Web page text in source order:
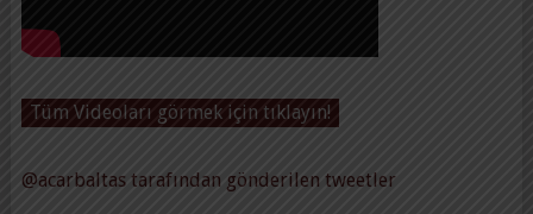
Tüm Videoları görmek için tıklayın!
@acarbaltas tarafından gönderilen tweetler